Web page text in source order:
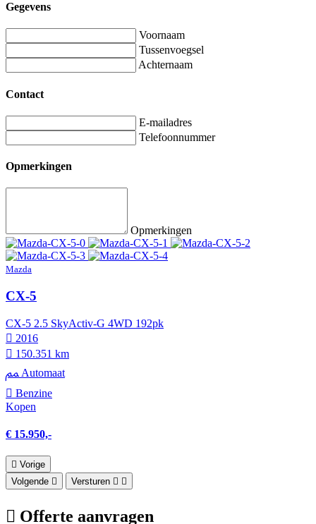
Gegevens
Voornaam
Tussenvoegsel
Achternaam
Contact
E-mailadres
Telefoonnummer
Opmerkingen
Opmerkingen
Mazda
CX-5
CX-5 2.5 SkyActiv-G 4WD 192pk
2016
150.351 km
Automaat
Benzine
Kopen
€ 15.950,-
Vorige
Volgende
Versturen
Offerte aanvragen